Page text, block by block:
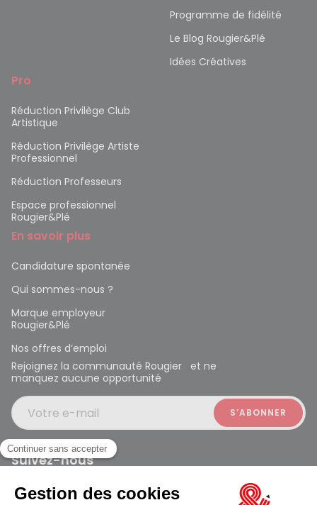
Programme de fidélité
Le Blog Rougier&Plé
Idées Créatives
Pro
Réduction Privilège Club
Artistique
Réduction Privilège Artiste
Professionnel
Réduction Professeurs
Espace professionnel
Rougier&Plé
En savoir plus
Candidature spontanée
Qui sommes-nous ?
Marque employeur
Rougier&Plé
Nos offres d’emploi
Rejoignez la communauté Rougier et ne
manquez aucune opportunité
Votre e-mail
Suivez-nous